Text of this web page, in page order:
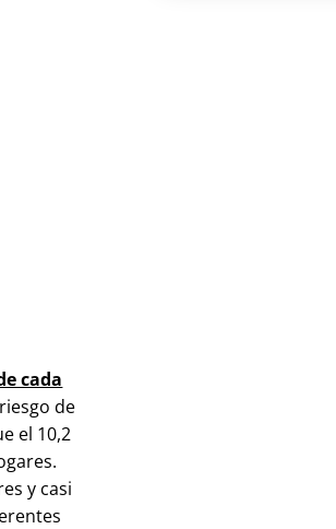
cada
de
el 10,2
y casi